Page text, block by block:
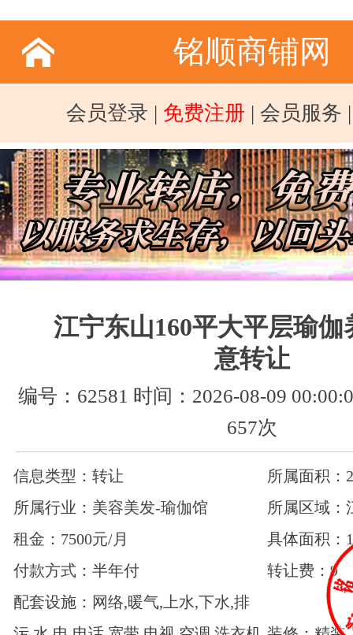
铭顺商铺网
会员登录 | 免费注册 | 会员服务
江宁东山160平大平层瑜伽
意转让
编号：62581 时间：2026-08-09
657次
信息类型：转让
所属面积：
所属行业：美容美发-瑜伽馆
所属区域：
租金：7500元/月
具体面积：
付款方式：半年付
转让费：9
配套设施：网络,暖气,上水,下水,排